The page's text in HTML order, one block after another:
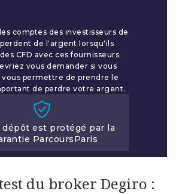
comptes des investisseurs de
de l'argent lorsqu'ils
CFD avec ces fournisseurs.
vous demander si vous
vous permettre de prendre le
de perdre votre argent.
dépôt est protégé par la
ParcoursParis
du broker Degiro :